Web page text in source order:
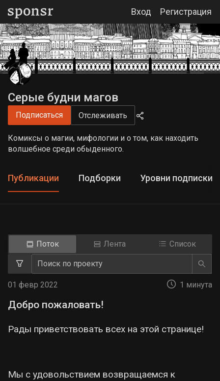
Вход Регистрация
Серые будни магов
Подписаться Отслеживать
Комиксы о магии, мифологии и о том, как находить
волшебное среди обыденного.
Публикации Подборки Уровни подписки
Поток Лента Список
01 февр 2022 1 минута
Добро пожаловать!
Рады приветствовать всех на этой странице!
Мы с удовольствием возвращаемся к